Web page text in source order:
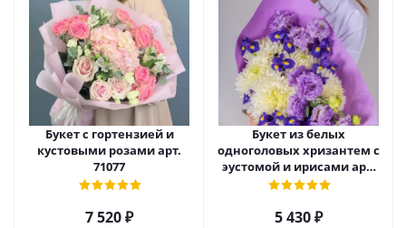
Букет с гортензией и
кустовыми розами арт.
71077
7 520₽
Букет из белых
одноголовых хризантем с
эустомой и ирисами арт.
52705
5 430₽